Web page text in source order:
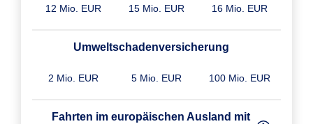
12 Mio. EUR 15 Mio. EUR 16 Mio. EUR
Umweltschaden­versicherung
2 Mio. EUR 5 Mio. EUR 100 Mio. EUR
Fahrten im europäischen Ausland mit